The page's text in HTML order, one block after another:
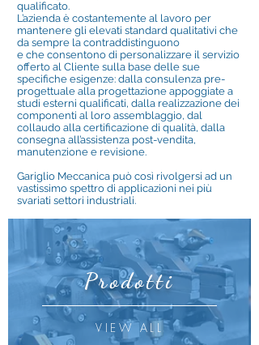
qualificato.
L’azienda è costantemente al lavoro per
mantenere gli elevati standard qualitativi che
da sempre la contraddistinguono
e che consentono di personalizzare il servizio
offerto al Cliente sulla base delle sue
specifiche esigenze: dalla consulenza pre-
progettuale alla progettazione appoggiate a
studi esterni qualificati, dalla realizzazione dei
componenti al loro assemblaggio, dal
collaudo alla certificazione di qualità, dalla
consegna all’assistenza post-vendita,
manutenzione e revisione.
Gariglio Meccanica può così rivolgersi ad un
vastissimo spettro di applicazioni nei più
svariati settori industriali.
Prodotti
VIEW ALL